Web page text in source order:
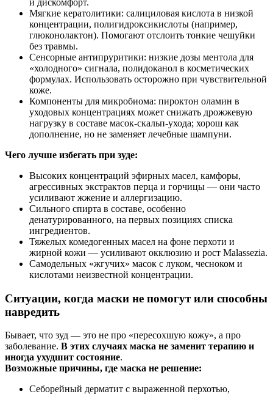
Мягкие кератолитики: салициловая кислота в низкой
концентрации, полигидроксикислоты (например,
глюконолактон). Помогают отслоить тонкие чешуйки
без травмы.
Сенсорные антипруритики: низкие дозы ментола для
«холодного» сигнала, полидоканол в косметических
формулах. Использовать осторожно при чувствительной
коже.
Компоненты для микробиома: пироктон оламин в
уходовых концентрациях может снижать дрожжевую
нагрузку в составе масок-скальп-ухода; хорош как
дополнение, но не заменяет лечебные шампуни.
Чего лучше избегать при зуде:
Высоких концентраций эфирных масел, камфоры,
агрессивных экстрактов перца и горчицы — они часто
усиливают жжение и аллергизацию.
Сильного спирта в составе, особенно
денатурированного, на первых позициях списка
ингредиентов.
Тяжелых комедогенных масел на фоне перхоти и
жирной кожи — усиливают окклюзию и рост Malassezia.
Самодельных «жгучих» масок с луком, чесноком и
кислотами неизвестной концентрации.
Ситуации, когда маски не помогут или способны
навредить
Бывает, что зуд — это не про «пересохшую кожу», а про
заболевание. В этих случаях маска не заменит терапию и
иногда ухудшит состояние.
Возможные причины, где маска не решение:
Себорейный дерматит с выраженной перхотью,